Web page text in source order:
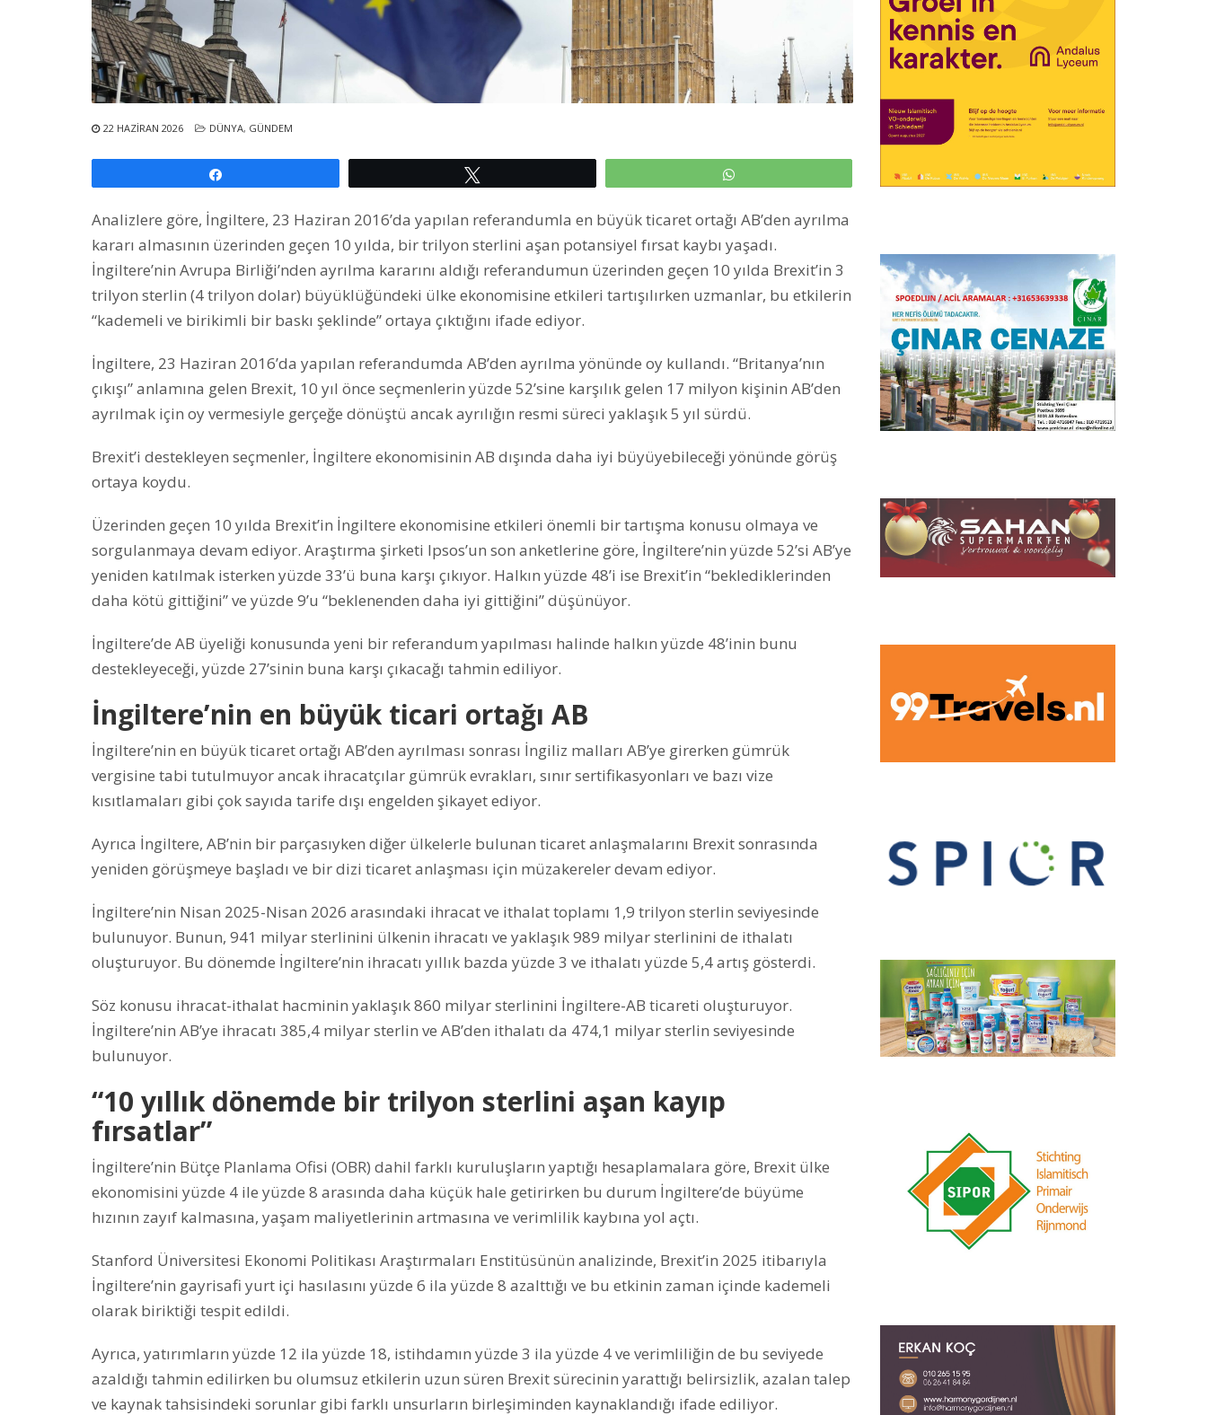
22 HAZIRAN 2026 DÜNYA, GÜNDEM
Analizlere göre, İngiltere, 23 Haziran 2016’da yapılan referandumla en büyük ticaret ortağı AB’den ayrılma
kararı almasının üzerinden geçen 10 yılda, bir trilyon sterlini aşan potansiyel fırsat kaybı yaşadı.
İngiltere’nin Avrupa Birliği’nden ayrılma kararını aldığı referandumun üzerinden geçen 10 yılda Brexit’in 3
trilyon sterlin (4 trilyon dolar) büyüklüğündeki ülke ekonomisine etkileri tartışılırken uzmanlar, bu etkilerin
“kademeli ve birikimli bir baskı şeklinde” ortaya çıktığını ifade ediyor.
İngiltere, 23 Haziran 2016’da yapılan referandumda AB’den ayrılma yönünde oy kullandı. “Britanya’nın
çıkışı” anlamına gelen Brexit, 10 yıl önce seçmenlerin yüzde 52’sine karşılık gelen 17 milyon kişinin AB’den
ayrılmak için oy vermesiyle gerçeğe dönüştü ancak ayrılığın resmi süreci yaklaşık 5 yıl sürdü.
Brexit’i destekleyen seçmenler, İngiltere ekonomisinin AB dışında daha iyi büyüyebileceği yönünde görüş
ortaya koydu.
Üzerinden geçen 10 yılda Brexit’in İngiltere ekonomisine etkileri önemli bir tartışma konusu olmaya ve
sorgulanmaya devam ediyor. Araştırma şirketi Ipsos’un son anketlerine göre, İngiltere’nin yüzde 52’si AB’ye
yeniden katılmak isterken yüzde 33’ü buna karşı çıkıyor. Halkın yüzde 48’i ise Brexit’in “beklediklerinden
daha kötü gittiğini” ve yüzde 9’u “beklenenden daha iyi gittiğini” düşünüyor.
İngiltere’de AB üyeliği konusunda yeni bir referandum yapılması halinde halkın yüzde 48’inin bunu
destekleyeceği, yüzde 27’sinin buna karşı çıkacağı tahmin ediliyor.
İngiltere’nin en büyük ticari ortağı AB
İngiltere’nin en büyük ticaret ortağı AB’den ayrılması sonrası İngiliz malları AB’ye girerken gümrük
vergisine tabi tutulmuyor ancak ihracatçılar gümrük evrakları, sınır sertifikasyonları ve bazı vize
kısıtlamaları gibi çok sayıda tarife dışı engelden şikayet ediyor.
Ayrıca İngiltere, AB’nin bir parçasıyken diğer ülkelerle bulunan ticaret anlaşmalarını Brexit sonrasında
yeniden görüşmeye başladı ve bir dizi ticaret anlaşması için müzakereler devam ediyor.
İngiltere’nin Nisan 2025-Nisan 2026 arasındaki ihracat ve ithalat toplamı 1,9 trilyon sterlin seviyesinde
bulunuyor. Bunun, 941 milyar sterlinini ülkenin ihracatı ve yaklaşık 989 milyar sterlinini de ithalatı
oluşturuyor. Bu dönemde İngiltere’nin ihracatı yıllık bazda yüzde 3 ve ithalatı yüzde 5,4 artış gösterdi.
Söz konusu ihracat-ithalat hacminin yaklaşık 860 milyar sterlinini İngiltere-AB ticareti oluşturuyor.
İngiltere’nin AB’ye ihracatı 385,4 milyar sterlin ve AB’den ithalatı da 474,1 milyar sterlin seviyesinde
bulunuyor.
“10 yıllık dönemde bir trilyon sterlini aşan kayıp
fırsatlar”
İngiltere’nin Bütçe Planlama Ofisi (OBR) dahil farklı kuruluşların yaptığı hesaplamalara göre, Brexit ülke
ekonomisini yüzde 4 ile yüzde 8 arasında daha küçük hale getirirken bu durum İngiltere’de büyüme
hızının zayıf kalmasına, yaşam maliyetlerinin artmasına ve verimlilik kaybına yol açtı.
Stanford Üniversitesi Ekonomi Politikası Araştırmaları Enstitüsünün analizinde, Brexit’in 2025 itibarıyla
İngiltere’nin gayrisafi yurt içi hasılasını yüzde 6 ila yüzde 8 azalttığı ve bu etkinin zaman içinde kademeli
olarak biriktiği tespit edildi.
Ayrıca, yatırımların yüzde 12 ila yüzde 18, istihdamın yüzde 3 ila yüzde 4 ve verimliliğin de bu seviyede
azaldığı tahmin edilirken bu olumsuz etkilerin uzun süren Brexit sürecinin yarattığı belirsizlik, azalan talep
ve kaynak tahsisindeki sorunlar gibi farklı unsurların birleşiminden kaynaklandığı ifade ediliyor.